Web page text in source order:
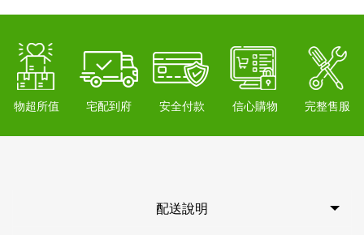
物超所值 宅配到府 安全付款 信心購物 完整售服
配送說明